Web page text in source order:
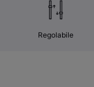
Regolabile